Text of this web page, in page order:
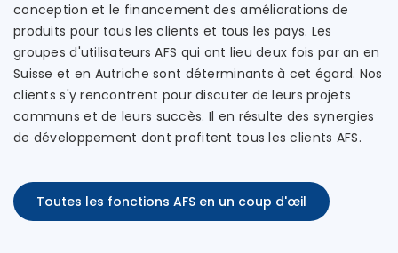
conception et le financement des améliorations de
produits pour tous les clients et tous les pays. Les
groupes d'utilisateurs AFS qui ont lieu deux fois par an en
Suisse et en Autriche sont déterminants à cet égard. Nos
clients s'y rencontrent pour discuter de leurs projets
communs et de leurs succès. Il en résulte des synergies
de développement dont profitent tous les clients AFS.
Toutes les fonctions AFS en un coup d'œil